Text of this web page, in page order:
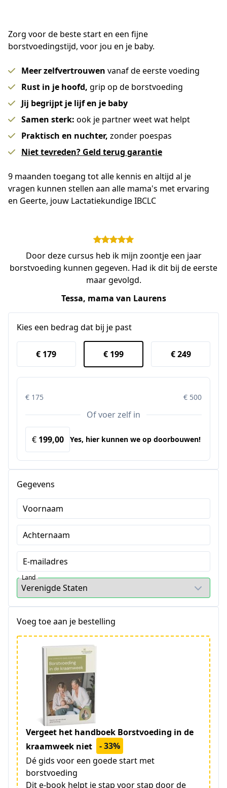
Zorg voor de beste start en een fijne
borstvoedingstijd, voor jou en je baby.
Meer zelfvertrouwen vanaf de eerste voeding
Rust in je hoofd, grip op de borstvoeding
Jij begrijpt je lijf en je baby
Samen sterk: ook je partner weet wat helpt
Praktisch en nuchter, zonder poespas
Niet tevreden? Geld terug garantie
9 maanden toegang tot alle kennis en altijd al je
vragen kunnen stellen aan alle mama's met ervaring
en Geerte, jouw Lactatiekundige IBCLC
Door deze cursus heb ik mijn zoontje een jaar
borstvoeding kunnen gegeven. Had ik dit bij de eerste
maar gevolgd.
Tessa, mama van Laurens
Kies een bedrag dat bij je past
€ 179 € 199 € 249
€ 175 € 500
Of voer zelf in
€ Yes, hier kunnen we op doorbouwen!
Gegevens
Voornaam
Achternaam
E-mailadres
Land
Voeg toe aan je bestelling
Vergeet het handboek Borstvoeding in de
kraamweek niet
- 33%
Dé gids voor een goede start met
borstvoeding
Dit e-book helpt je stap voor stap door de